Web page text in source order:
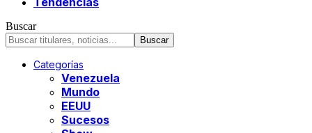
Buscar
Categorías
Venezuela
Mundo
EEUU
Sucesos